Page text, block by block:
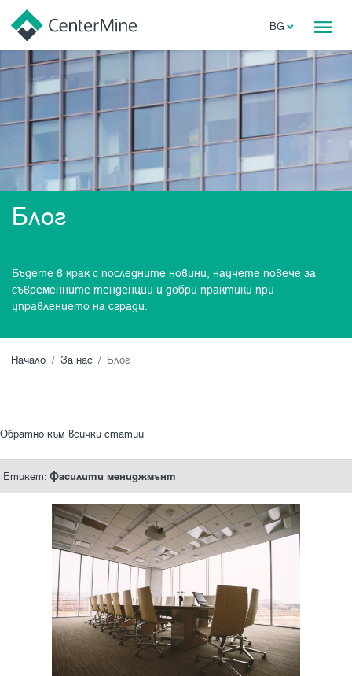
BG
Блог
Бъдете в крак с последните новини, научете повече за
съвременните тенденции и добри практики при
управлението на сгради.
Начало За нас Блог
Обратно към всички статии
Етикет: Фасилити мениджмънт